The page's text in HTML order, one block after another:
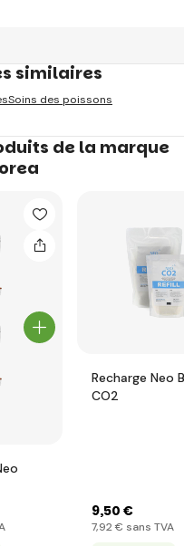
similaires
Soins des poissons
de la marque
Recharge Neo
CO2
9,50 €
7,92 € sans TVA